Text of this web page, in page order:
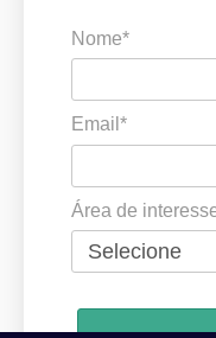
Nome*
Email*
Área de